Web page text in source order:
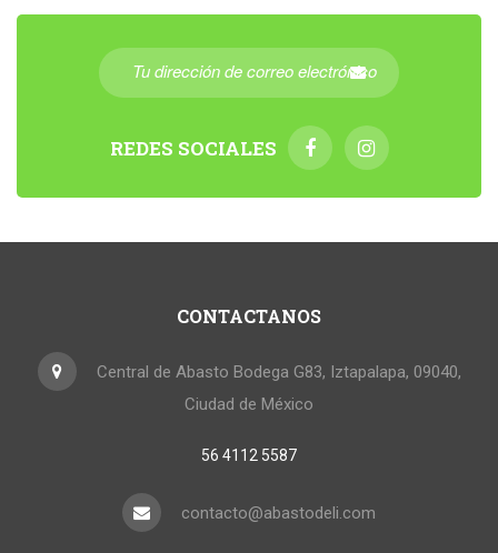
REDES SOCIALES
CONTACTANOS
Central de Abasto Bodega G83, Iztapalapa, 09040,
Ciudad de México
56 4112 5587
contacto@abastodeli.com